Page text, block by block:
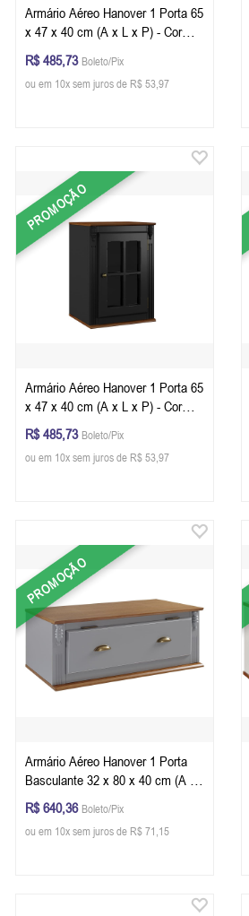
Armário Aéreo Hanover 1 Porta 65
x 47 x 40 cm (A x L x P) - Cor
Azul Petróleo - Imbuia Glazer
R$ 485,73 Boleto/Pix
ou em 10x sem juros de R$ 53,97
PROMOÇÃO
Armário Aéreo Hanover 1 Porta 65
x 47 x 40 cm (A x L x P) - Cor
Preto - Imbuia Glazer
R$ 485,73 Boleto/Pix
ou em 10x sem juros de R$ 53,97
PROMOÇÃO
Armário Aéreo Hanover 1 Porta
Basculante 32 x 80 x 40 cm (A x
L x P) - Cor Cinza Escuro - Imbuia
Glazer
R$ 640,36 Boleto/Pix
ou em 10x sem juros de R$ 71,15